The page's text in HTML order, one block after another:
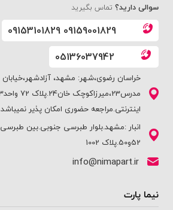
سوالی دارید؟ تماس بگیرید
09153101829 09159001829
05136037942
خراسان رضوی،شهر: مشهد، آزادشهر،خیابان
اینترنتی.مراجعه حضوری امکان پذیر نمیباشد
انبار :مشهد.بلوار طبرسی جنوبی.بین طبرسی
52و50.پلاک 1002
info@nimapart.ir
نیما پارت